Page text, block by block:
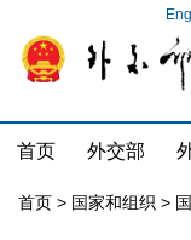
首页 外交部
首页 > 国家和组织 >